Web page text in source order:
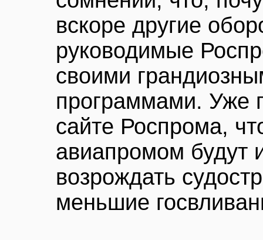
вскоре другие
руководимые
своими
программами. Уже
сайте Роспрома,
авиапромом будут
возрождать
меньшие